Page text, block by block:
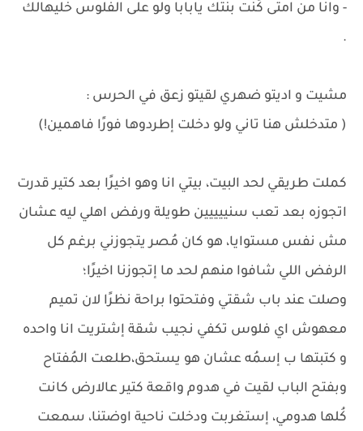
- وانا من امتى كُنت بنتك يابابا ولو على الفلوس خليهالك
.
مشيت و اديتو ضهري لقيتو زعق في الحرس :
( متدخلش هنا تاني ولو دخلت إطردوها فورًا فاهمين!)
كملت طريقي لحد البيت، بيتي انا وهو اخيرًا بعد كتير قدرت
اتجوزه بعد تعب سنييييين طويلة ورفض اهلي ليه عشان
مش نفس مستوايا، هو كان مُصر يتجوزني برغم كل
الرفض اللي شافوا منهم لحد ما إتجوزنا اخيرًا؛
وصلت عند باب شقتي وفتحتوا براحة نظرًا لان تميم
معهوش اي فلوس تكفي نجيب شقة إشتريت انا واحده
و كتبتها ب إسمُه عشان هو يستحق،طلعت المُفتاح
وبفتح الباب لقيت في هدوم واقعة كتير عالارض كانت
كُلها هدومي، إستغربت ودخلت ناحية اوضتنا، سمعت